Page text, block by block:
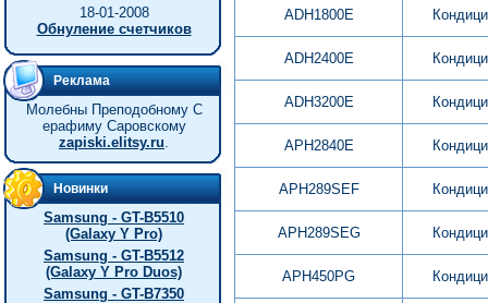
18-01-2008
Обнуление счетчиков
Реклама
Молебны Преподобному С
ерафиму Саровскому
zapiski.elitsy.ru.
Новинки
Samsung - GT-B5510
(Galaxy Y Pro)
Samsung - GT-B5512
(Galaxy Y Pro Duos)
Samsung - GT-B7350
ADH1800E
ADH2400E
ADH3200E
APH2840E
APH289SEF
APH289SEG
APH450PG